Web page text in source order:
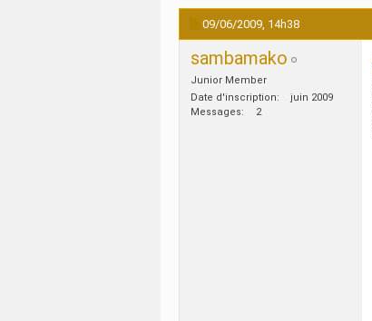
09/06/2009, 14h38
sambamako
Junior Member
Date d'inscription
juin 2009
Messages
2